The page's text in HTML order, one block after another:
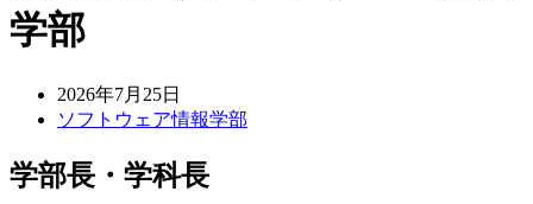
学部
2026年7月25日
ソフトウェア情報学部
学部長・学科長